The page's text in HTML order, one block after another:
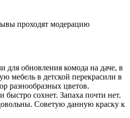
проходят модерацию
для обновления комода на даче, в
мебель в детской перекрасили в
разнообразных цветов.
быстро сохнет. Запаха почти нет.
Советую данную краску к